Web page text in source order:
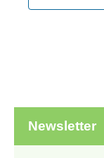
Newsletter